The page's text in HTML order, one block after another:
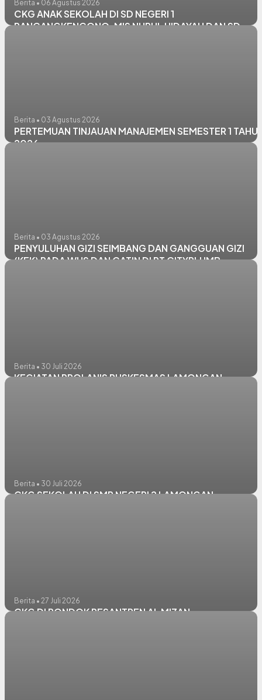
Berita • 06 Agustus 2026
CKG ANAK SEKOLAH DI SD NEGERI 1
RANCANGKENCONO, MIS NURUL HIDAYAH DAN SD
Berita • 03 Agustus 2026
PERTEMUAN TINJAUAN MANAJEMEN SEMESTER 1
2026
Berita • 03 Agustus 2026
PENYULUHAN GIZI SEIMBANG DAN GANGGUAN GIZI
(KEK) PADA WUS DAN CATIN DI PT CITYPLUMB
Berita • 30 Juli 2026
KEGIATAN PROLANIS PUSKESMAS LAMONGAN
Berita • 30 Juli 2026
CKG SEKOLAH DI SMP NEGERI 2 LAMONGAN
Berita • 27 Juli 2026
CKG DI PONDOK PESANTREN AL MIZAN